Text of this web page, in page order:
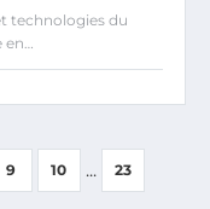
technologies du
9 10 ... 23